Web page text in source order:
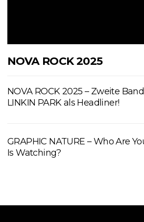
NOVA ROCK 2025
NOVA ROCK 2025 – Zweite
LINKIN PARK als Headliner!
GRAPHIC NATURE – Who Are
Is Watching?